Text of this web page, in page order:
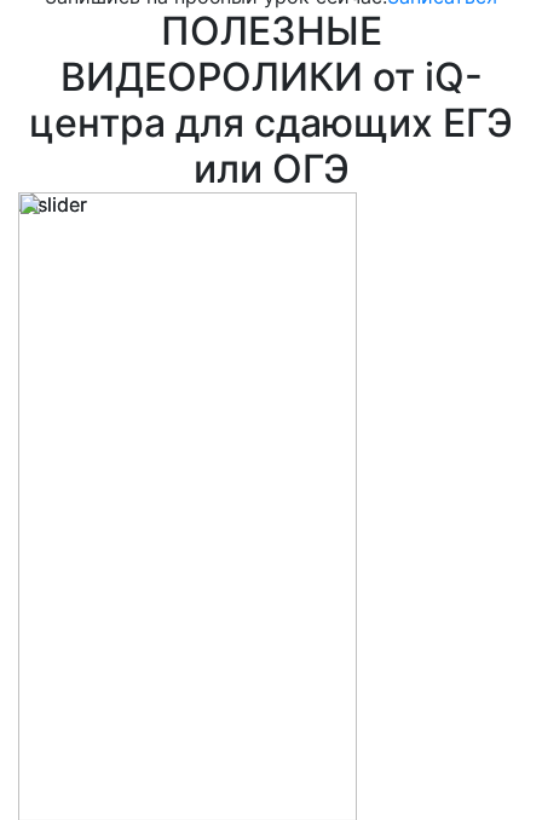
ПОЛЕЗНЫЕ
ВИДЕОРОЛИКИ от iQ-
центра для сдающих ЕГЭ
или ОГЭ